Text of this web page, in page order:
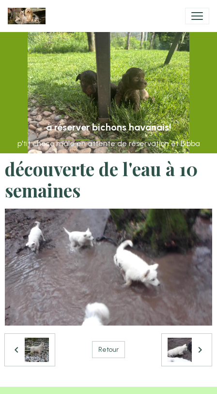
à réserver bichons havanais!
p'tit choco mâle en attente de réservation et Bibba
découverte de l'eau à 10
semaines
Retour